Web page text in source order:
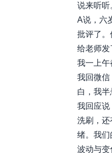
说来听听
A说，六
批评了。
给老师发
我一上午
我回微信
白，我
我回应说
洗刷，还
绪。我们
波动与变